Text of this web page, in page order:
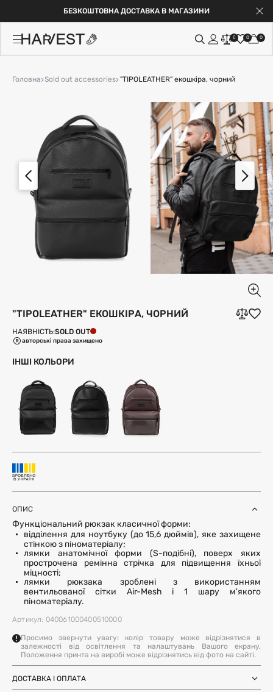
БЕЗКОШТОВНА ДОСТАВКА В МАГАЗИНИ
0 0 0
Головна Sold out accessories "TIPOLEATHER" екошкіра, чорний
"TIPOLEATHER" ЕКОШКІРА, ЧОРНИЙ
НАЯВНІСТЬ:SOLD OUT
авторські права захищено
ІНШІ КОЛЬОРИ
ОПИС
Функціональний рюкзак класичної форми:
відділення для ноутбуку (до 15,6 дюймів), яке захищене
стінкою з піноматеріалу;
лямки анатомічної форми (S-подібні), поверх яких
прострочена ремінна стрічка для підвищення їхньої
міцності;
лямки рюкзака зроблені з використанням
вентильованої сітки Air-Mesh і 1 шару м'якого
піноматеріалу.
Артикул: 040061000400510000
Просимо звернути увагу: колір товару може відрізнятися в
залежності від освітлення та налаштувань Вашого екрану.
Положення принта на виробі може відрізнятись від фото на сайті.
ДОСТАВКА І ОПЛАТА